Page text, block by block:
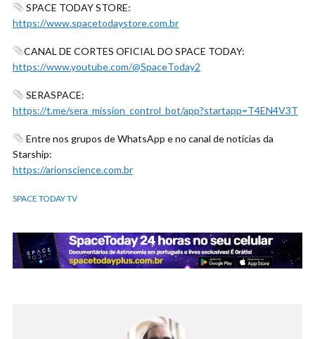
SPACE TODAY STORE:
https://www.spacetodaystore.com.br
CANAL DE CORTES OFICIAL DO SPACE TODAY:
https://www.youtube.com/@SpaceToday2
SERASPACE:
https://t.me/sera_mission_control_bot/app?startapp=T4EN4V3T
Entre nos grupos de WhatsApp e no canal de notícias da
Starship:
https://arionscience.com.br
SPACE TODAY TV